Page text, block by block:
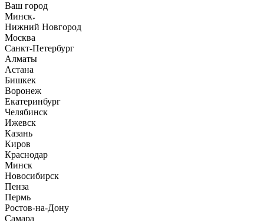
Ваш город
Минск
Нижний Новгород
Москва
Санкт-Петербург
Алматы
Астана
Бишкек
Воронеж
Екатеринбург
Челябинск
Ижевск
Казань
Киров
Краснодар
Минск
Новосибирск
Пенза
Пермь
Ростов-на-Дону
Самара